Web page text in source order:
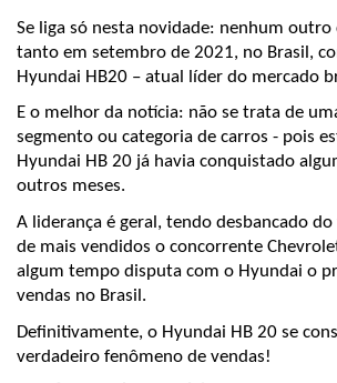
Se liga só nesta novidade: nenhum outro
tanto em setembro de 2021, no Brasil,
Hyundai HB20 – atual líder do mercado
E o melhor da notícia: não se trata de
segmento ou categoria de carros - pois
Hyundai HB 20 já havia conquistado
outros meses.
A liderança é geral, tendo desbancado
de mais vendidos o concorrente
algum tempo disputa com o Hyundai o
vendas no Brasil.
Definitivamente, o Hyundai HB 20 se
verdadeiro fenômeno de vendas!